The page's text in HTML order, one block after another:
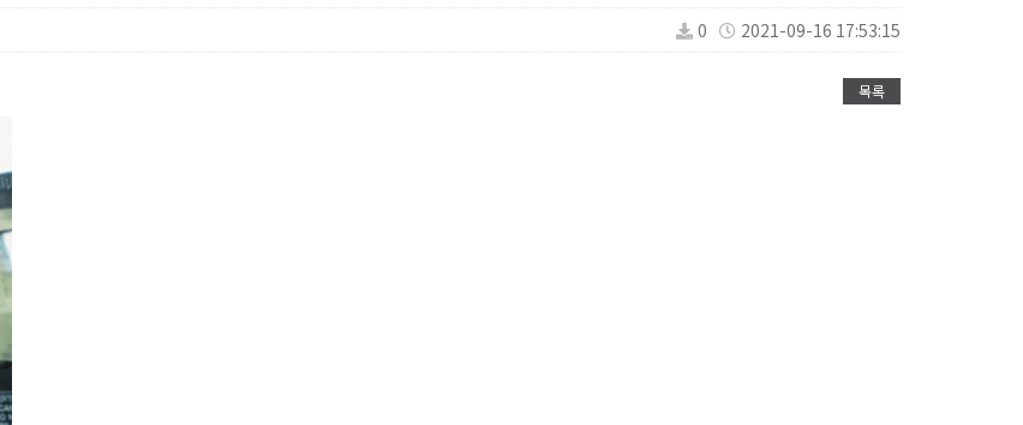
0 2021-09-16 17:53:15
목록